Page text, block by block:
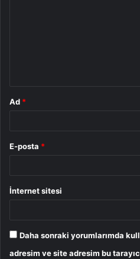
Ad *
E-posta *
İnternet sitesi
Daha sonraki yorumlarımda
adresim ve site adresim bu